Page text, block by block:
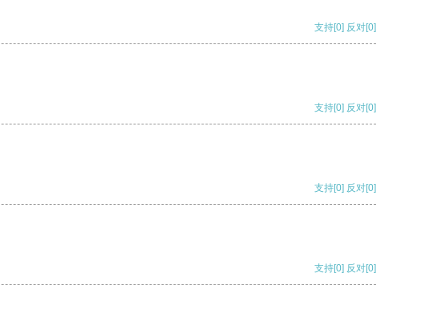
支持[0] 反对[0]
支持[0] 反对[0]
支持[0] 反对[0]
支持[0] 反对[0]